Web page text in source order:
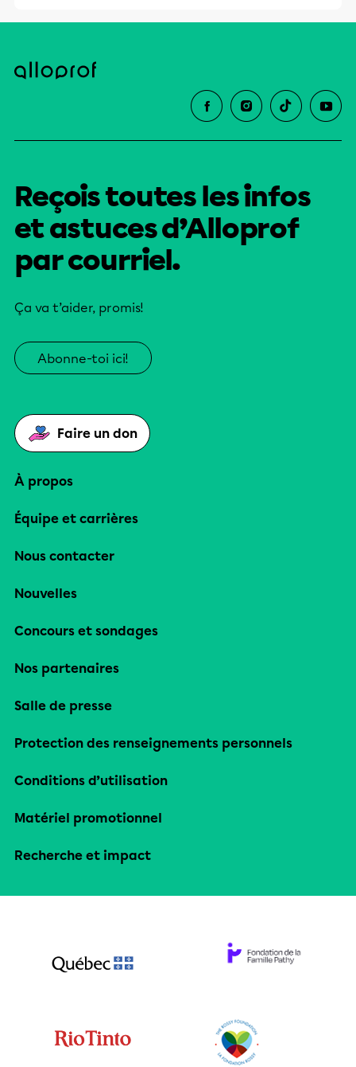
Reçois toutes les infos
et astuces d’Alloprof
par courriel.
Ça va t’aider, promis!
Abonne-toi ici!
Faire un don
À propos
Équipe et carrières
Nous contacter
Nouvelles
Concours et sondages
Nos partenaires
Salle de presse
Protection des renseignements personnels
Conditions d’utilisation
Matériel promotionnel
Recherche et impact